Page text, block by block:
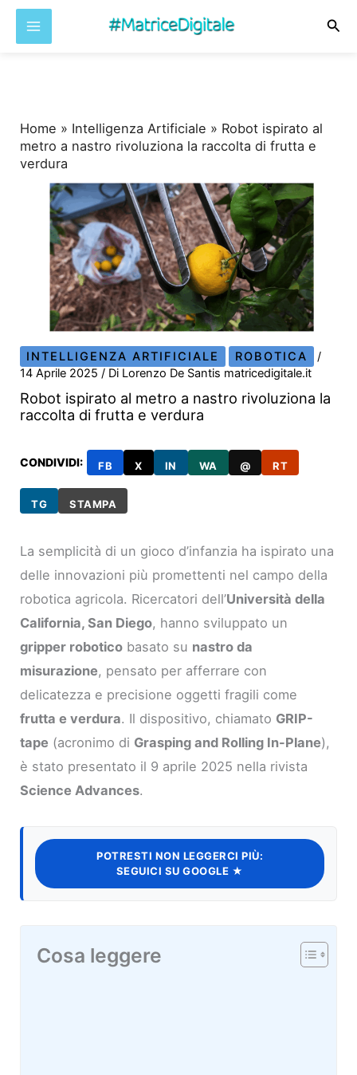
Home » Intelligenza Artificiale » Robot ispirato al
metro a nastro rivoluziona la raccolta di frutta e
verdura
INTELLIGENZA ARTIFICIALE ROBOTICA
/
14 Aprile 2025/ Di Lorenzo De Santis matricedigitale.it
Robot ispirato al metro a nastro rivoluziona la
raccolta di frutta e verdura
CONDIVIDI: FB X IN WA @ RT
TG STAMPA
La semplicità di un gioco d’infanzia ha ispirato una
delle innovazioni più promettenti nel campo della
robotica agricola. Ricercatori dell’Università della
California, San Diego, hanno sviluppato un
gripper robotico basato su nastro da
misurazione, pensato per afferrare con
delicatezza e precisione oggetti fragili come
frutta e verdura. Il dispositivo, chiamato GRIP-
tape (acronimo di Grasping and Rolling In-Plane),
è stato presentato il 9 aprile 2025 nella rivista
Science Advances.
POTRESTI NON LEGGERCI PIÙ:
SEGUICI SU GOOGLE ★
Cosa leggere